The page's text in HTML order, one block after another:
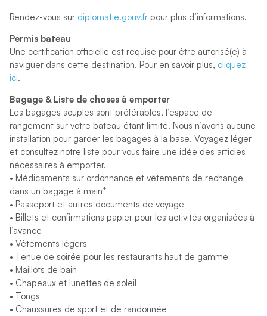
Rendez-vous sur diplomatie.gouv.frpour plus d’informations.
Permis bateau
Une certification officielle est requise pour être autorisé(e) à
naviguer dans cette destination. Pour en savoir plus, cliquez
ici.
Bagage & Liste de choses à emporter
Les bagages souples sont préférables, l’espace de
rangement sur votre bateau étant limité. Nous n’avons aucune
installation pour garder les bagages à la base. Voyagez léger
et consultez notre liste pour vous faire une idée des articles
nécessaires à emporter.
• Médicaments sur ordonnance et vêtements de rechange
dans un bagage à main*
• Passeport et autres documents de voyage
• Billets et confirmations papier pour les activités organisées à
l’avance
• Vêtements légers
• Tenue de soirée pour les restaurants haut de gamme
• Maillots de bain
• Chapeaux et lunettes de soleil
• Tongs
• Chaussures de sport et de randonnée